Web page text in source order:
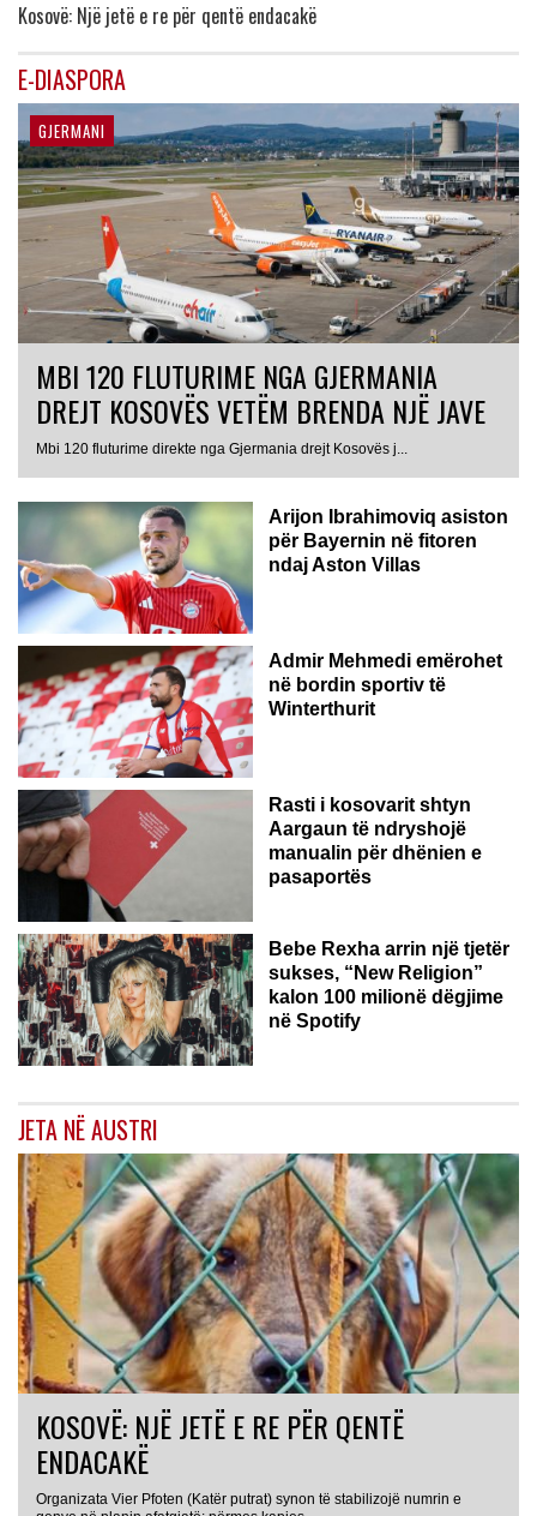
Kosovë: Një jetë e re për qentë endacakë
E-DIASPORA
GJERMANI
MBI 120 FLUTURIME NGA GJERMANIA
DREJT KOSOVËS VETËM BRENDA NJË JAVE
Mbi 120 fluturime direkte nga Gjermania drejt Kosovës j...
Arijon Ibrahimoviq asiston
për Bayernin në fitoren
ndaj Aston Villas
ZVICËR
Admir Mehmedi emërohet
në bordin sportiv të
Winterthurit
Rasti i kosovarit shtyn
Aargaun të ndryshojë
manualin për dhënien e
pasaportës
Bebe Rexha arrin një tjetër
sukses, “New Religion”
kalon 100 milionë dëgjime
në Spotify
JETA NË AUSTRI
KOSOVË: NJË JETË E RE PËR QENTË
ENDACAKË
Organizata Vier Pfoten (Katër putrat) synon të stabilizojë numrin e